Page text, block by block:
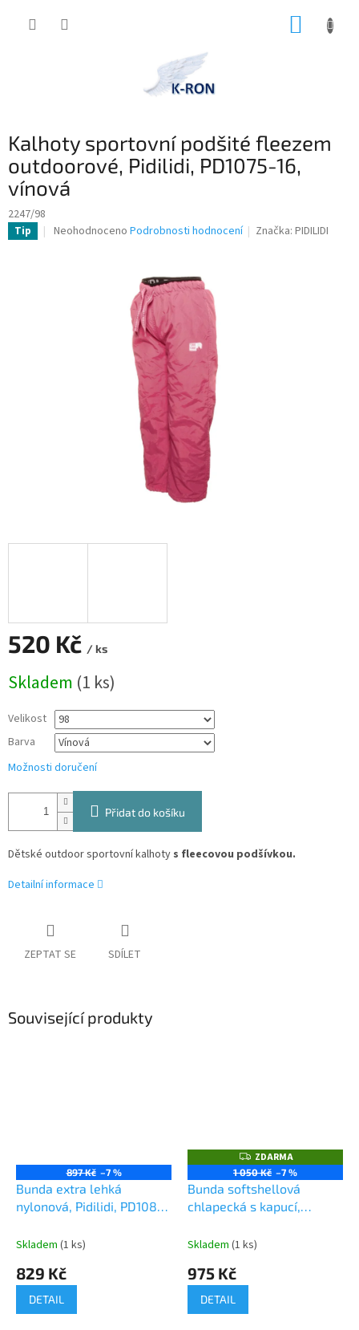
Kalhoty sportovní podšité fleezem
outdoorové, Pidilidi, PD1075-16,
vínová
2247/98
Tip
Průměrné
Neohodnoceno Podrobnosti hodnocení Značka:PIDILIDI
520 Kč / ks
cena:
Skladem (1 ks)
Velikost
Barva
Možnosti doručení
Přidat do košíku
Dětské outdoor sportovní kalhoty s fleecovou podšívkou.
Detailní informace
ZEPTAT SE SDÍLET
Související produkty
897 Kč –7 %
Bunda extra lehká
nylonová, Pidilidi, PD1087,
Skladem (1 ks)
829 Kč
DETAIL
Z
D
A
R
A
ZDARMA
1 050 Kč –7 %
Bunda softshellová
chlapecká s kapucí,
Skladem (1 ks)
975 Kč
DETAIL